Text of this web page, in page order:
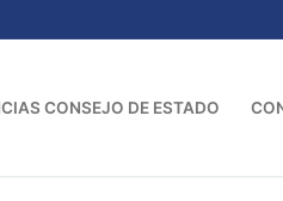
CONSEJO DE ESTADO